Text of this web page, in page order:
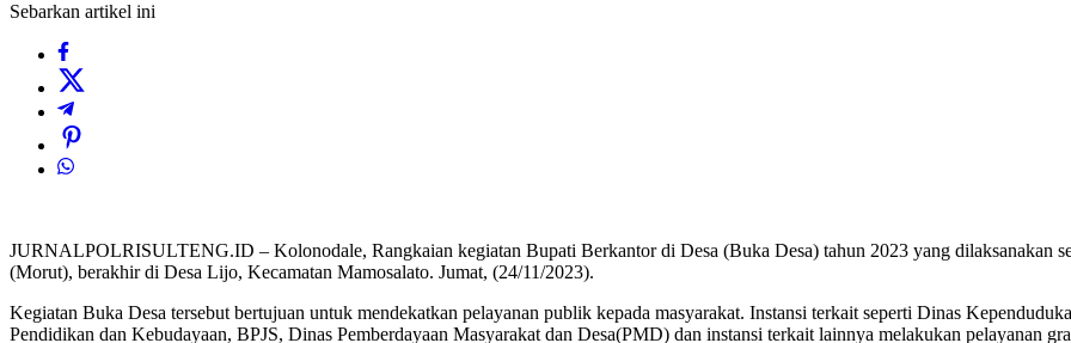
Sebarkan artikel ini
JURNALPOLRISULTENG.ID – Kolonodale, Rangkaian kegiatan Bupati Berkantor di Desa (Buka Desa) tahun 2023 yang dilaksanakan
(Morut), berakhir di Desa Lijo, Kecamatan Mamosalato. Jumat, (24/11/2023).
Kegiatan Buka Desa tersebut bertujuan untuk mendekatkan pelayanan publik kepada masyarakat. Instansi terkait seperti Dinas
Pendidikan dan Kebudayaan, BPJS, Dinas Pemberdayaan Masyarakat dan Desa(PMD) dan instansi terkait lainnya melakukan pelayanan